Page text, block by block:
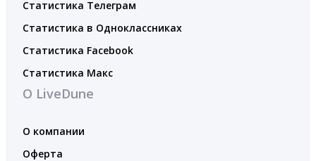
Статистика Телеграм
Статистика в Одноклассниках
Статистика Facebook
Статистика Макс
О LiveDune
О компании
Оферта